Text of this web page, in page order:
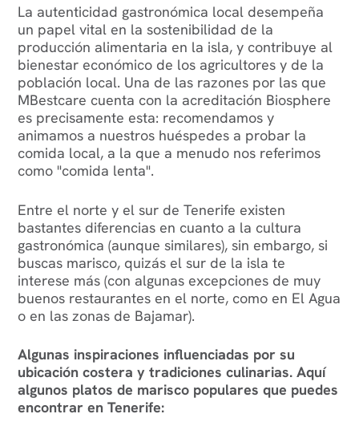
La autenticidad gastronómica local desempeña
un papel vital en la sostenibilidad de la
producción alimentaria en la isla, y contribuye al
bienestar económico de los agricultores y de la
población local. Una de las razones por las que
MBestcare cuenta con la acreditación Biosphere
es precisamente esta: recomendamos y
animamos a nuestros huéspedes a probar la
comida local, a la que a menudo nos referimos
como "comida lenta".
Entre el norte y el sur de Tenerife existen
bastantes diferencias en cuanto a la cultura
gastronómica (aunque similares), sin embargo, si
buscas marisco, quizás el sur de la isla te
interese más (con algunas excepciones de muy
buenos restaurantes en el norte, como en El Agua
o en las zonas de Bajamar).
Algunas inspiraciones influenciadas por su
ubicación costera y tradiciones culinarias. Aquí
algunos platos de marisco populares que puedes
encontrar en Tenerife: